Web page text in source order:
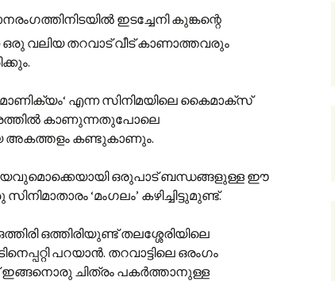
ഇടച്ചേനി കുങ്കന്റെ
ഒരു വലിയ തറവാട് വീട് കാണാത്തവരും
എന്ന സിനിമയിലെ കൈമാക്സ്
കാണുന്നതുപോലെ
അകത്തളം കണ്ടുകാണും.
ഒരുപാട് ബന്ധങ്ങളുള്ള ഈ
‘മംഗലം’ കഴിച്ചിട്ടുമുണ്ട്.
ഒത്തിരിയുണ്ട് തലശ്ശേരിയിലെ
പറയാന്‍. തറവാട്ടിലെ ഒരംഗം
ചിത്രം പകര്‍ത്താനുള്ള